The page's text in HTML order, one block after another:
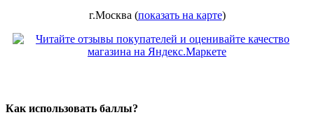
г.Москва (показать на карте)
Как использовать баллы?